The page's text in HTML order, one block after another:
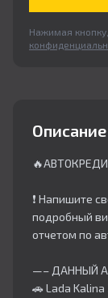
Нажимая
Описание
❗ Напишите
подробный
отчетом по
—– ДАННЫЙ
🚗 Lada